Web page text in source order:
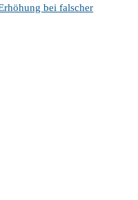
bei falscher